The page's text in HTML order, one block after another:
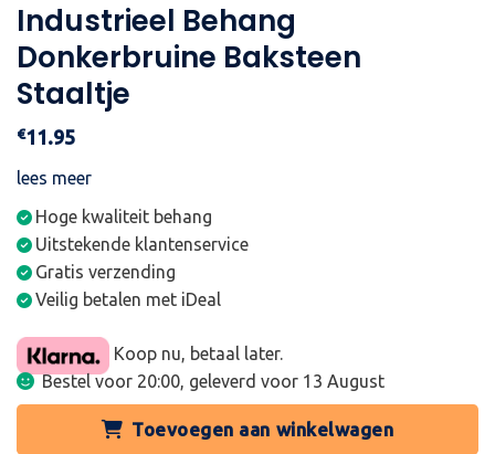
Industrieel Behang
Donkerbruine Baksteen
Staaltje
€11.95
lees meer
Hoge kwaliteit behang
Uitstekende klantenservice
Gratis verzending
Veilig betalen met iDeal
Koop nu, betaal later.
Bestel voor 20:00, geleverd voor 13 August
Toevoegen aan winkelwagen